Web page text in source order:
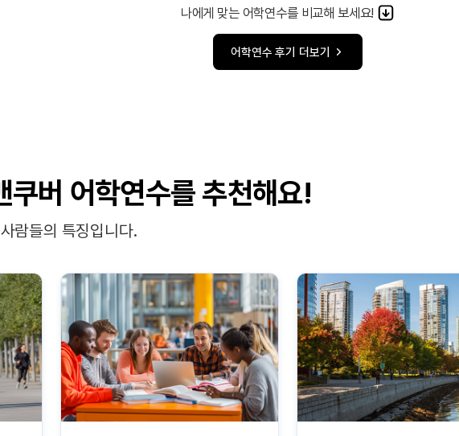
나에게 맞는 어학연수를 비교해 보세요!
어학연수 후기 더보기
쿠버 어학연수를 추천해요!
람들의 특징입니다.